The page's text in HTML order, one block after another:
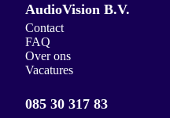
AudioVision B.V.
Contact
FAQ
Over ons
Vacatures
085 30 317 83